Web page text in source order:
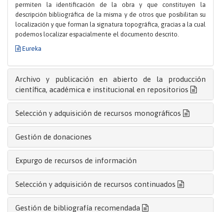
permiten la identificación de la obra y que constituyen la
descripción bibliográfica de la misma y de otros que posibilitan su
localización y que forman la signatura topográfica, gracias a la cual
podemos localizar espacialmente el documento descrito.
Eureka
Archivo y publicación en abierto de la producción
científica, académica e institucional en repositorios
Selección y adquisición de recursos monográficos
Gestión de donaciones
Expurgo de recursos de información
Selección y adquisición de recursos continuados
Gestión de bibliografía recomendada